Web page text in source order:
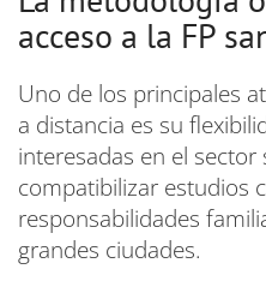
acceso a la FP
Uno de los principales
a distancia es su
interesadas en el
compatibilizar estudios
responsabilidades
grandes ciudades.